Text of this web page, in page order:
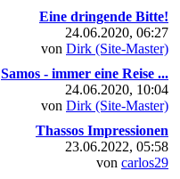
Eine dringende Bitte!
24.06.2020, 06:27
von Dirk (Site-Master)
Samos - immer eine Reise ...
24.06.2020, 10:04
von Dirk (Site-Master)
Thassos Impressionen
23.06.2022, 05:58
von carlos29